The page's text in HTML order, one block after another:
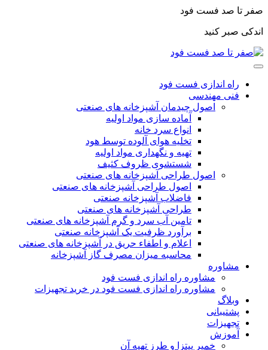
صفر تا صد فست فود
اندکی صبر کنید
راه اندازی فست فود
فنی مهندسی
اصول چیدمان آشپزخانه های صنعتی
آماده سازی مواد اولیه
انواع سرد خانه
تخلیه هوای آلوده توسط هود
تهیه و نگهداری مواد اولیه
شستشوی ظروف کثیف
اصول طراحی آشپزخانه های صنعتی
اصول طراحی آشپزخانه های صنعتی
فاضلاب آشپزخانه صنعتی
طراحی آشپزخانه های صنعتی
تامین آب سرد و گرم آشپزخانه های صنعتی
برآورد ظرفیت یک آشپزخانه صنعتی
اعلام و اطفاء حریق در آشپزخانه های صنعتی
محاسبه میزان مصرف گاز آشپزخانه
مشاوره
مشاوره راه اندازی فست فود
مشاوره راه اندازی فست فود در خرید تجهیزات
وبلاگ
پشتیبانی
تجهیزات
آموزش
خمیر پیتزا و طرز تهیه آن